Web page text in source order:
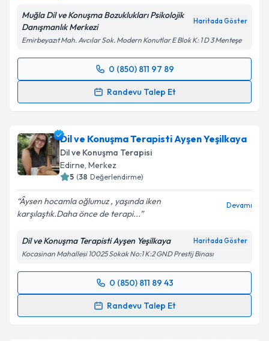
Muğla Dil ve Konuşma Bozuklukları Psikolojik
Danışmanlık Merkezi
Haritada Göster
Emirbeyazıt Mah. Avcılar Sok. Modern Konutlar E Blok K: 1 D 3 Menteşe
0 (850) 811 97 89
Randevu Talep Et
Randevu Takvimi Talebi
uzmandan randevu almanız için bir takvim
hazırlandığında e-posta ile bilgilendireceğiz.
E-posta Adresiniz
Metni 'ni okudum ve kişisel verilerimin belirtilen
kapsamda işlenmesini kabul ediyorum.
Takvim Talebini Gönder
Dil ve Konuşma Terapisti Ayşen Yeşilkaya
Dil ve Konuşma Terapisi
Edirne, Merkez
5 (38 Değerlendirme)
Âysen hocamla oğlumuz , yaşında iken
karşılaştık.Daha önce de terapi...
Devamı
Dil ve Konuşma Terapisti Ayşen Yeşilkaya Haritada Göster
Kocasinan Mahallesi 10025 Sokak No:1 K:2 GND Prestij Binası
0 (850) 811 89 43
Randevu Talep Et
Randevu Takvimi Talebi